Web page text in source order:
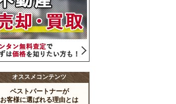
オススメコンテンツ
ベストパートナーが
お客様に選ばれる理由とは